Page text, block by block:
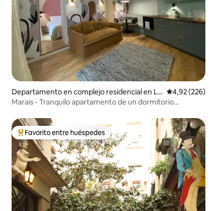
Departamento en complejo residencial en Le
Marais
Calificación
4,92 (226)
Marais - Tranquilo apartamento de un dormitorio
Favorito entre los huéspedes más destacados
Favorito entre huéspedes